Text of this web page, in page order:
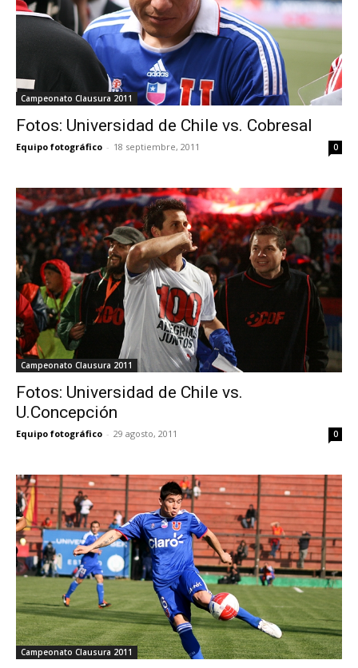
Campeonato Clausura 2011
Fotos: Universidad de Chile vs. Cobresal
Equipo fotográfico - 18 septiembre, 2011 0
Campeonato Clausura 2011
Fotos: Universidad de Chile vs.
U.Concepción
Equipo fotográfico - 29 agosto, 2011 0
Campeonato Clausura 2011